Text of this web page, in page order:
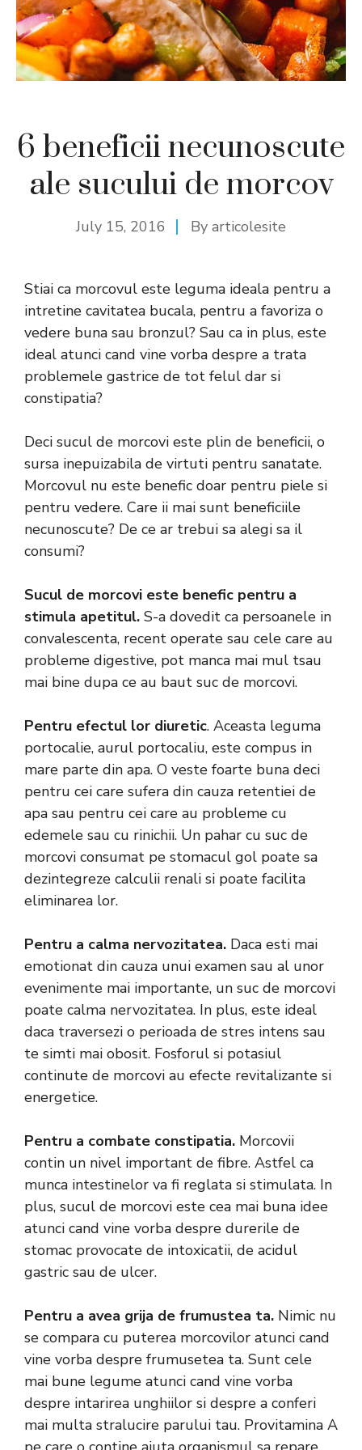
6 beneficii necunoscute
ale sucului de morcov
July 15, 2016 By articolesite
Stiai ca morcovul este leguma ideala pentru a
intretine cavitatea bucala, pentru a favoriza o
vedere buna sau bronzul? Sau ca in plus, este
ideal atunci cand vine vorba despre a trata
problemele gastrice de tot felul dar si
constipatia?
Deci sucul de morcovi este plin de beneficii, o
sursa inepuizabila de virtuti pentru sanatate.
Morcovul nu este benefic doar pentru piele si
pentru vedere. Care ii mai sunt beneficiile
necunoscute? De ce ar trebui sa alegi sa il
consumi?
Sucul de morcovi este benefic pentru a
stimula apetitul. S-a dovedit ca persoanele in
convalescenta, recent operate sau cele care au
probleme digestive, pot manca mai mul tsau
mai bine dupa ce au baut suc de morcovi.
Pentru efectul lor diuretic. Aceasta leguma
portocalie, aurul portocaliu, este compus in
mare parte din apa. O veste foarte buna deci
pentru cei care sufera din cauza retentiei de
apa sau pentru cei care au probleme cu
edemele sau cu rinichii. Un pahar cu suc de
morcovi consumat pe stomacul gol poate sa
dezintegreze calculii renali si poate facilita
eliminarea lor.
Pentru a calma nervozitatea. Daca esti mai
emotionat din cauza unui examen sau al unor
evenimente mai importante, un suc de morcovi
poate calma nervozitatea. In plus, este ideal
daca traversezi o perioada de stres intens sau
te simti mai obosit. Fosforul si potasiul
continute de morcovi au efecte revitalizante si
energetice.
Pentru a combate constipatia. Morcovii
contin un nivel important de fibre. Astfel ca
munca intestinelor va fi reglata si stimulata. In
plus, sucul de morcovi este cea mai buna idee
atunci cand vine vorba despre durerile de
stomac provocate de intoxicatii, de acidul
gastric sau de ulcer.
Pentru a avea grija de frumustea ta. Nimic nu
se compara cu puterea morcovilor atunci cand
vine vorba despre frumusetea ta. Sunt cele
mai bune legume atunci cand vine vorba
despre intarirea unghiilor si despre a conferi
mai multa stralucire parului tau. Provitamina A